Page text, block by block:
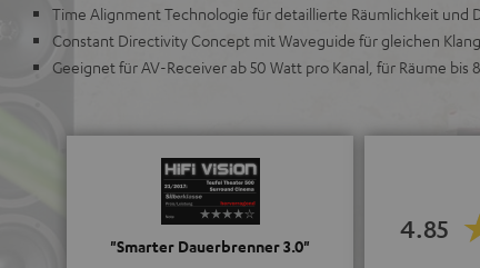
Time Alignment Technologie für detaillierte Räumlichkeit und
Constant Directivity Concept mit Waveguide für gleichen
Geeignet für AV-Receiver ab 50 Watt pro Kanal, für Räume bis
"Smarter Dauerbrenner 3.0"
4.85